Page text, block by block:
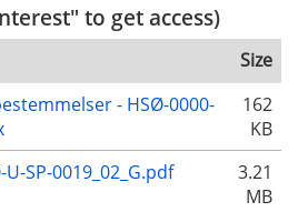
to get access)
Size
- HSØ-0000-
162
KB
SP-0019_02_G.pdf
3.21
MB